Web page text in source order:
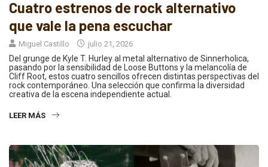
Cuatro estrenos de rock alternativo
que vale la pena escuchar
Miguel Castillo julio 21, 2026
Del grunge de Kyle T. Hurley al metal alternativo de Sinnerholica,
pasando por la sensibilidad de Loose Buttons y la melancolía de
Cliff Root, estos cuatro sencillos ofrecen distintas perspectivas del
rock contemporáneo. Una selección que confirma la diversidad
creativa de la escena independiente actual.
LEER MÁS